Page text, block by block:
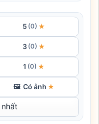
5 (0) ★
3 (0) ★
1 (0) ★
🖼 Có ảnh ★